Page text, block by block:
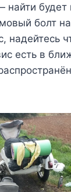
будет
болт
надейтесь
есть в